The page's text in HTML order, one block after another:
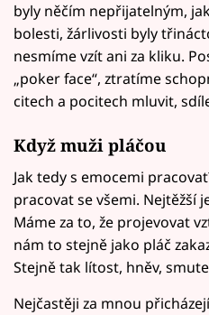
byly něčím nepřijatelným,
bolesti, žárlivosti byly
nesmíme vzít ani za kliku.
„poker face“, ztratíme
citech a pocitech mluvit,
Když muži pláčou
Jak tedy s emocemi
pracovat se všemi. Nejtěžší
Máme za to, že projevovat
nám to stejně jako pláč
Stejně tak lítost, hněv,
Nejčastěji za mnou